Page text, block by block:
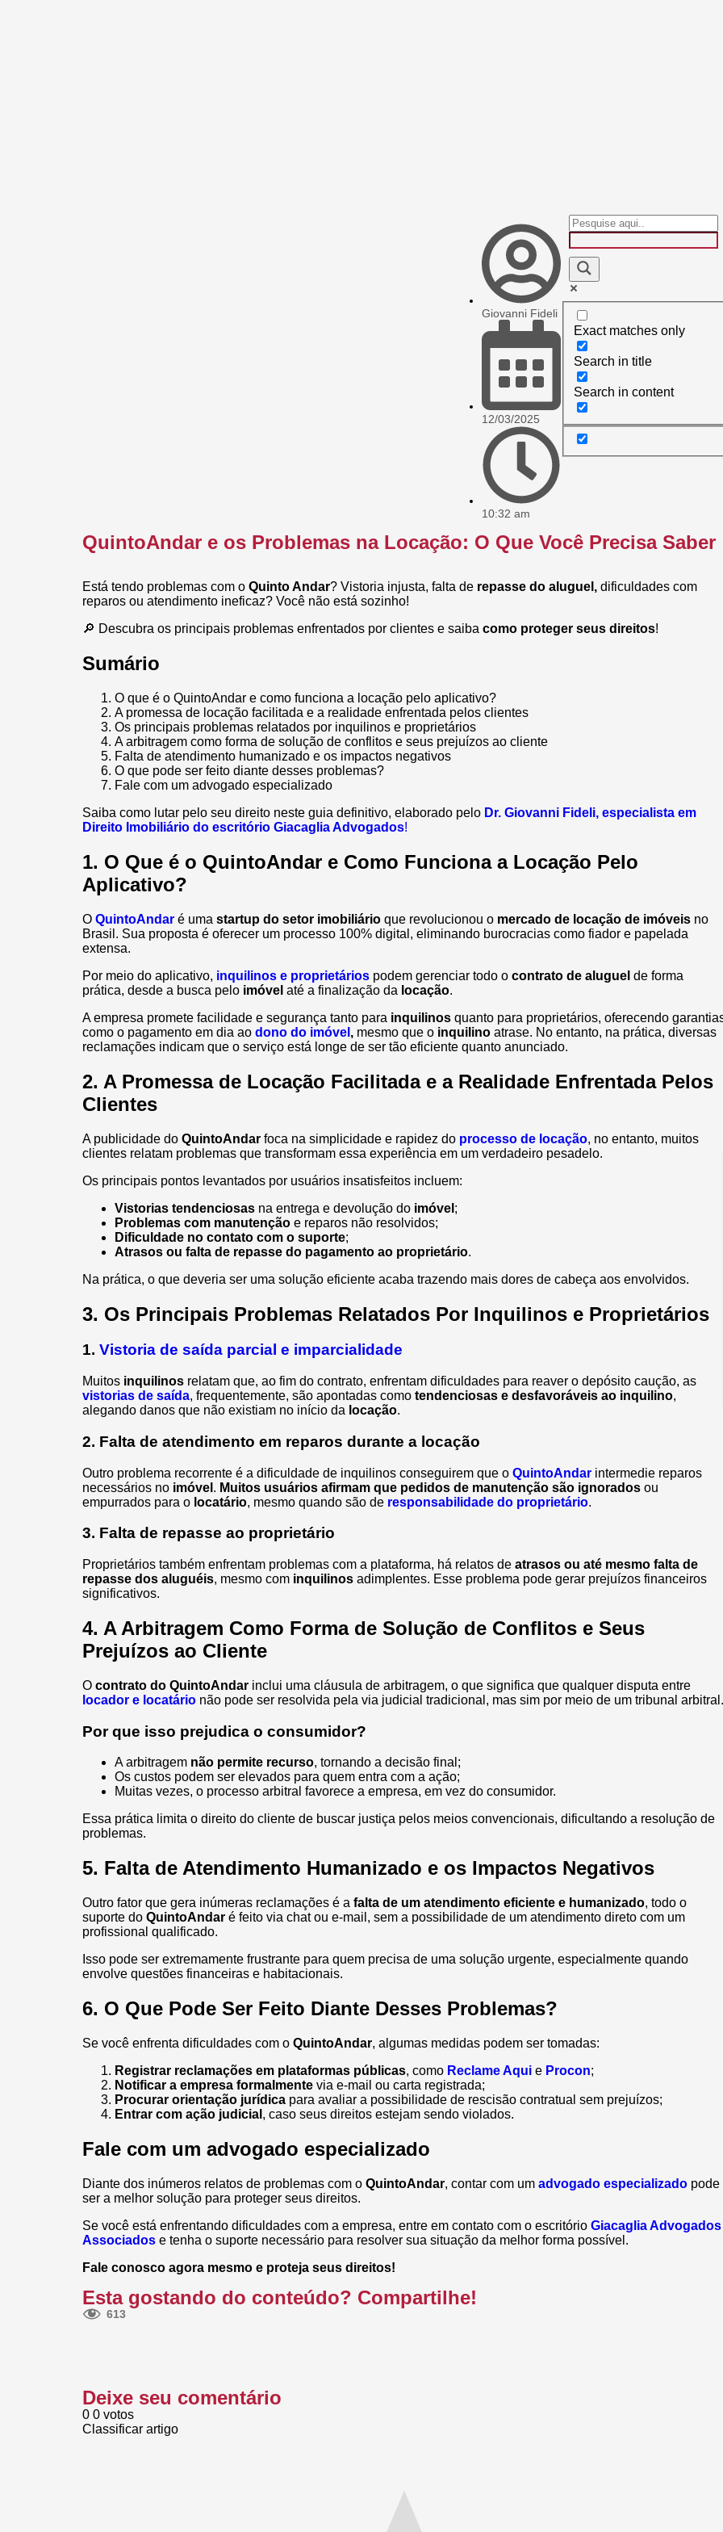
Exact matches only
Search in title
Search in content
Giovanni Fideli
12/03/2025
10:32 am
QuintoAndar e os Problemas na Locação: O Que Você Precisa Saber
Está tendo problemas com o Quinto Andar? Vistoria injusta, falta de repasse do aluguel, dificuldades com
reparos ou atendimento ineficaz? Você não está sozinho!
🔎 Descubra os principais problemas enfrentados por clientes e saiba como proteger seus direitos!
Sumário
O que é o QuintoAndar e como funciona a locação pelo aplicativo?
A promessa de locação facilitada e a realidade enfrentada pelos clientes
Os principais problemas relatados por inquilinos e proprietários
A arbitragem como forma de solução de conflitos e seus prejuízos ao cliente
Falta de atendimento humanizado e os impactos negativos
O que pode ser feito diante desses problemas?
Fale com um advogado especializado
Saiba como lutar pelo seu direito neste guia definitivo, elaborado pelo Dr. Giovanni Fideli, especialista em
Direito Imobiliário do escritório Giacaglia Advogados!
1. O Que é o QuintoAndar e Como Funciona a Locação Pelo
Aplicativo?
O QuintoAndar é uma startup do setor imobiliário que revolucionou o mercado de locação de imóveis no
Brasil. Sua proposta é oferecer um processo 100% digital, eliminando burocracias como fiador e papelada
extensa.
Por meio do aplicativo, inquilinos e proprietários podem gerenciar todo o contrato de aluguel de forma
prática, desde a busca pelo imóvel até a finalização da locação.
A empresa promete facilidade e segurança tanto para inquilinos quanto para proprietários, oferecendo
como o pagamento em dia ao dono do imóvel , mesmo que o inquilino atrase. No entanto, na prática, diversas
reclamações indicam que o serviço está longe de ser tão eficiente quanto anunciado.
2. A Promessa de Locação Facilitada e a Realidade Enfrentada Pelos
Clientes
A publicidade do QuintoAndar foca na simplicidade e rapidez do processo de locação, no entanto, muitos
clientes relatam problemas que transformam essa experiência em um verdadeiro pesadelo.
Os principais pontos levantados por usuários insatisfeitos incluem:
Vistorias tendenciosas na entrega e devolução do imóvel ;
Problemas com manutenção e reparos não resolvidos;
Dificuldade no contato com o suporte;
Atrasos ou falta de repasse do pagamento ao proprietário.
Na prática, o que deveria ser uma solução eficiente acaba trazendo mais dores de cabeça aos envolvidos.
3. Os Principais Problemas Relatados Por Inquilinos e Proprietários
1. Vistoria de saída parcial e imparcialidade
Muitos inquilinos relatam que, ao fim do contrato, enfrentam dificuldades para reaver o depósito caução, as
vistorias de saída, frequentemente, são apontadas como tendenciosas e desfavoráveis ao inquilino,
alegando danos que não existiam no início da locação.
2. Falta de atendimento em reparos durante a locação
Outro problema recorrente é a dificuldade de inquilinos conseguirem que o QuintoAndar intermedie reparos
necessários no imóvel . Muitos usuários afirmam que pedidos de manutenção são ignorados ou
empurrados para o locatário, mesmo quando são de responsabilidade do proprietário.
3. Falta de repasse ao proprietário
Proprietários também enfrentam problemas com a plataforma, há relatos de atrasos ou até mesmo falta de
repasse dos aluguéis, mesmo com inquilinos adimplentes. Esse problema pode gerar prejuízos financeiros
significativos.
4. A Arbitragem Como Forma de Solução de Conflitos e Seus
Prejuízos ao Cliente
O contrato do QuintoAndar inclui uma cláusula de arbitragem, o que significa que qualquer disputa entre
locador e locatário não pode ser resolvida pela via judicial tradicional, mas sim por meio de um tribunal arbitral.
Por que isso prejudica o consumidor?
A arbitragem não permite recurso, tornando a decisão final;
Os custos podem ser elevados para quem entra com a ação;
Muitas vezes, o processo arbitral favorece a empresa, em vez do consumidor.
Essa prática limita o direito do cliente de buscar justiça pelos meios convencionais, dificultando a resolução de
problemas.
5. Falta de Atendimento Humanizado e os Impactos Negativos
Outro fator que gera inúmeras reclamações é a falta de um atendimento eficiente e humanizado, todo o
suporte do QuintoAndar é feito via chat ou e-mail, sem a possibilidade de um atendimento direto com um
profissional qualificado.
Isso pode ser extremamente frustrante para quem precisa de uma solução urgente, especialmente quando
envolve questões financeiras e habitacionais.
6. O Que Pode Ser Feito Diante Desses Problemas?
Se você enfrenta dificuldades com o QuintoAndar, algumas medidas podem ser tomadas:
Registrar reclamações em plataformas públicas, como Reclame Aqui e Procon;
Notificar a empresa formalmente via e-mail ou carta registrada;
Procurar orientação jurídica para avaliar a possibilidade de rescisão contratual sem prejuízos;
Entrar com ação judicial , caso seus direitos estejam sendo violados.
Fale com um advogado especializado
Diante dos inúmeros relatos de problemas com o QuintoAndar, contar com um advogado especializado pode
ser a melhor solução para proteger seus direitos.
Se você está enfrentando dificuldades com a empresa, entre em contato com o escritório Giacaglia Advogados
Associados e tenha o suporte necessário para resolver sua situação da melhor forma possível.
Fale conosco agora mesmo e proteja seus direitos!
Esta gostando do conteúdo? Compartilhe!
613
Deixe seu comentário
0 0 votos
Classificar artigo